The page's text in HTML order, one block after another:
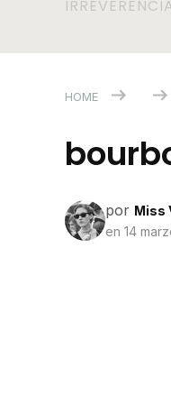
HOME
por Miss
en 14